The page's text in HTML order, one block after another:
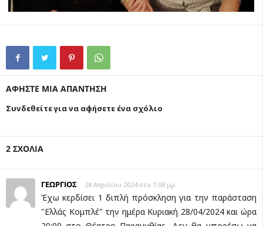
2 ΣΧΟΛΙΑ
ΓΕΩΡΓΙΟΣ 28 Απριλίου 2024 στο 7:08 μμ
Έχω κερδίσει 1 διπλή πρόσκληση για την παράσταση
"Ελλάς Κομπλέ" την ημέρα Κυριακή 28/04/2024 και ώρα
ΑΦΗΣΤΕ ΜΙΑ ΑΠΑΝΤΗΣΗ
Συνδεθείτε για να αφήσετε ένα σχόλιο